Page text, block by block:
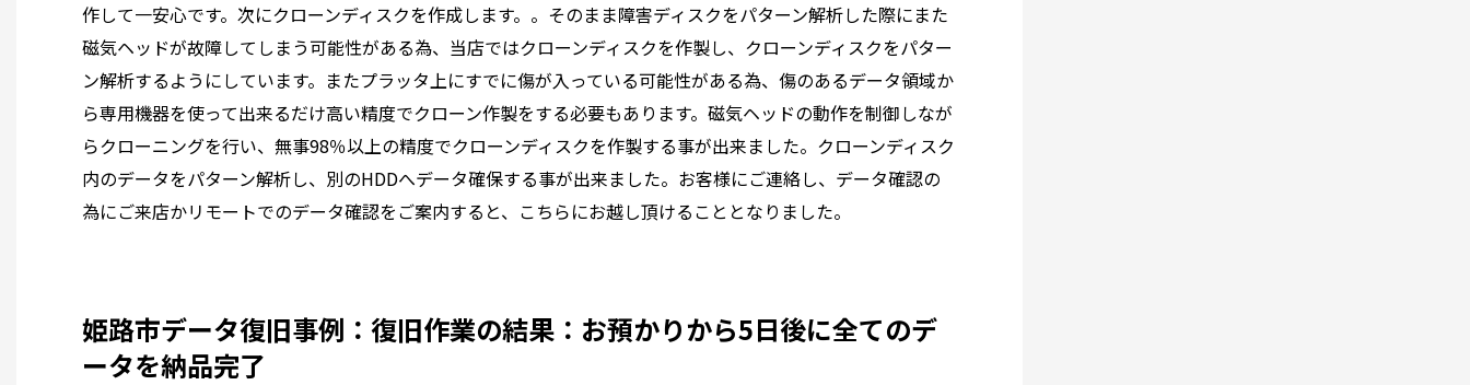
作して一安心です。次にクローンディスクを作成します。。そのまま障害ディスクをパターン解析した際にまた
磁気ヘッドが故障してしまう可能性がある為、当店ではクローンディスクを作製し、クローンディスクをパター
ン解析するようにしています。またプラッタ上にすでに傷が入っている可能性がある為、傷のあるデータ領域か
ら専用機器を使って出来るだけ高い精度でクローン作製をする必要もあります。磁気ヘッドの動作を制御しなが
らクローニングを行い、無事98％以上の精度でクローンディスクを作製する事が出来ました。クローンディスク
内のデータをパターン解析し、別のHDDへデータ確保する事が出来ました。お客様にご連絡し、データ確認の
為にご来店かリモートでのデータ確認をご案内すると、こちらにお越し頂けることとなりました。
姫路市データ復旧事例：復旧作業の結果：お預かりから5日後に全てのデ
ータを納品完了